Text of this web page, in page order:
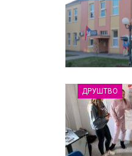
ДРУШТВО